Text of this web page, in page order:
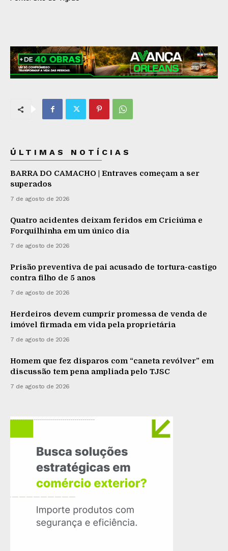
ÚLTIMAS NOTÍCIAS
BARRA DO CAMACHO | Entraves começam a ser
superados
7 de agosto de 2026
Quatro acidentes deixam feridos em Criciúma e
Forquilhinha em um único dia
7 de agosto de 2026
Prisão preventiva de pai acusado de tortura-castigo
contra filho de 5 anos
7 de agosto de 2026
Herdeiros devem cumprir promessa de venda de
imóvel firmada em vida pela proprietária
7 de agosto de 2026
Homem que fez disparos com “caneta revólver” em
discussão tem pena ampliada pelo TJSC
7 de agosto de 2026